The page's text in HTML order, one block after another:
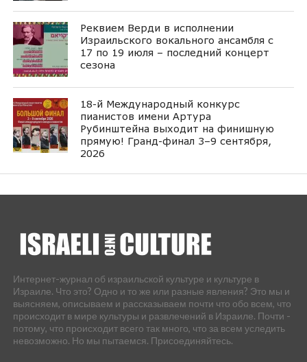
Реквием Верди в исполнении
Израильского вокального ансамбля с
17 по 19 июля – последний концерт
сезона
18-й Международный конкурс
пианистов имени Артура
Рубинштейна выходит на финишную
прямую! Гранд-финал 3–9 сентября,
2026
Интернет-журнал об израильской культуре и культуре в
Израиле. Что это? Одно и то же или разные явления? Это мы и
выясняем, описываем и рассказываем почти что обо всем, что
происходит в мире культуры и развлечений в Израиле. Почти -
потому, что происходит всего так много, что за всем уследить
невозможно. Но мы пытаемся. Присоединяйтесь.